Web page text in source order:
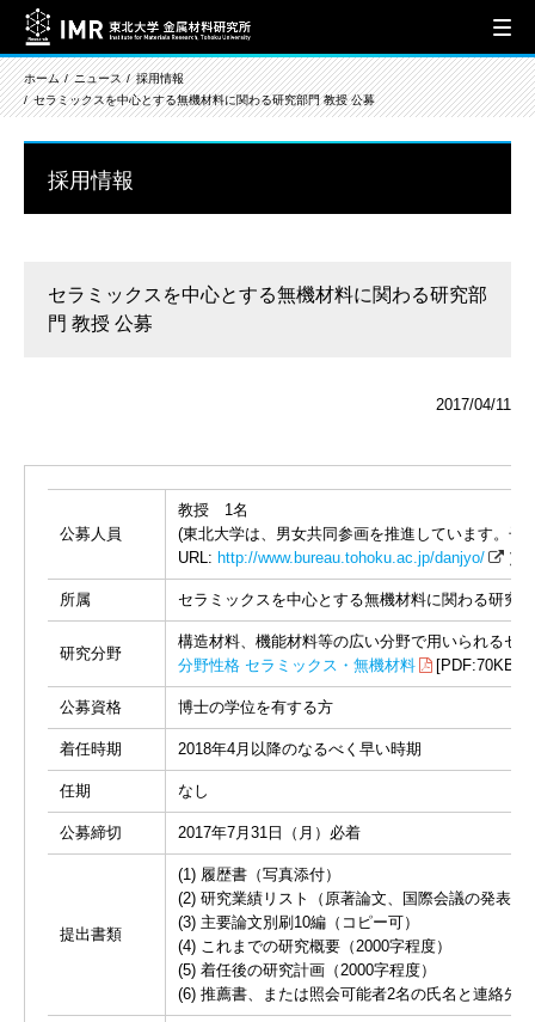
ホーム ニュース
採用情報
セラミックスを中心とする無機材料に関わる研究部門 教授 公募
採用情報
セラミックスを中心とする無機材料に関わる研究部
門 教授 公募
2017/04/11
公募人員
教授 1名
(東北大学は、男女共同参画を推進しています。
URL: http://www.bureau.tohoku.ac.jp/danjyo/ ）
所属 セラミックスを中心とする無機材料に関わる研究
研究分野
構造材料、機能材料等の広い分野で用いられるセ
分野性格 セラミックス・無機材料
[PDF:70KB]
公募資格 博士の学位を有する方
着任時期 2018年4月以降のなるべく早い時期
任期 なし
公募締切 2017年7月31日（月）必着
提出書類
(1) 履歴書（写真添付）
(2) 研究業績リスト（原著論文、国際会議の発表
(3) 主要論文別刷10編（コピー可）
(4) これまでの研究概要（2000字程度）
(5) 着任後の研究計画（2000字程度）
(6) 推薦書、または照会可能者2名の氏名と連絡先